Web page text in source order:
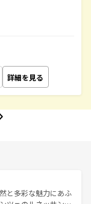
詳細を見る
と多彩な魅力にあふ